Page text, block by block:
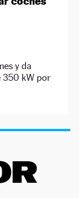
y da
350 kW por